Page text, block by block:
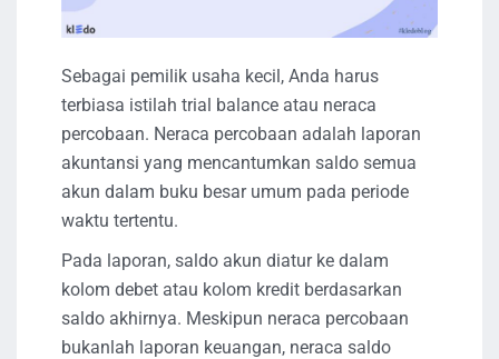
Sebagai pemilik usaha kecil, Anda harus
terbiasa istilah trial balance atau neraca
percobaan. Neraca percobaan adalah laporan
akuntansi yang mencantumkan saldo semua
akun dalam buku besar umum pada periode
waktu tertentu.
Pada laporan, saldo akun diatur ke dalam
kolom debet atau kolom kredit berdasarkan
saldo akhirnya. Meskipun neraca percobaan
bukanlah laporan keuangan, neraca saldo